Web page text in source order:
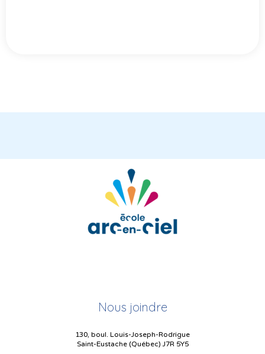
Nous joindre
130, boul. Louis-Joseph-Rodrigue
Saint-Eustache (Québec) J7R 5Y5